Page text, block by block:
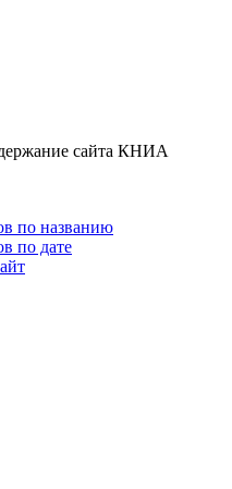
сайта КНИА
по названию
по дате